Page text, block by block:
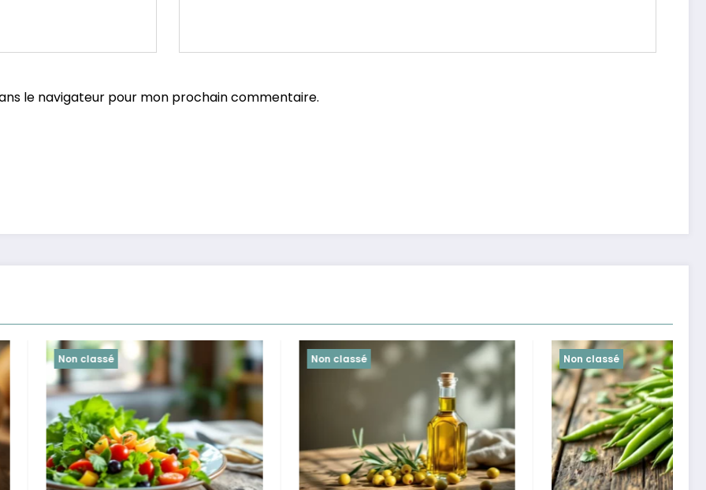
le navigateur pour mon prochain commentaire.
Non classé Non classé